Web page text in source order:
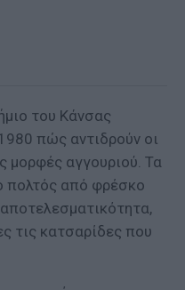
του Κάνσας
πώς αντιδρούν οι
μορφές αγγουριού. Τα
πολτός από φρέσκο
τις κατσαρίδες που